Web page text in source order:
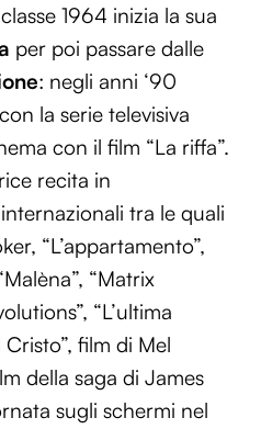
1964 inizia la sua
per poi passare dalle
: negli anni ‘90
la serie televisiva
con il film “La riffa”.
recita in
tra le quali
“L’appartamento”,
“Matrix
“L’ultima
Cristo”, film di Mel
della saga di James
sugli schermi nel